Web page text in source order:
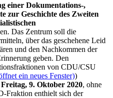
einer Dokumentations-,
zur Geschichte des Zweiten
Das Zentrum soll die
über das geschehene Leid
und den Nachkommen der
geben. Den
von CDU/CSU
ein neues Fenster))
Freitag, 9. Oktober 2020, ohne
Fraktion enthielt sich der